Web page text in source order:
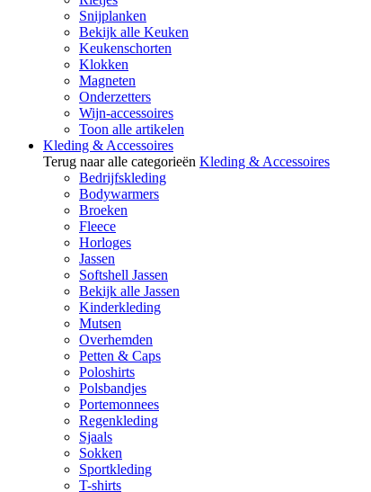
Snijplanken
Bekijk alle Keuken
Keukenschorten
Klokken
Magneten
Onderzetters
Wijn-accessoires
Toon alle artikelen
Kleding & Accessoires
Terug naar alle categorieën Kleding & Accessoires
Bedrijfskleding
Bodywarmers
Broeken
Fleece
Horloges
Jassen
Softshell Jassen
Bekijk alle Jassen
Kinderkleding
Mutsen
Overhemden
Petten & Caps
Poloshirts
Polsbandjes
Portemonnees
Regenkleding
Sjaals
Sokken
Sportkleding
T-shirts